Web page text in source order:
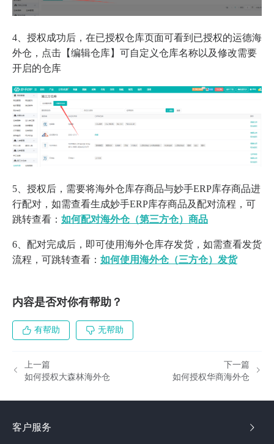
4、授权成功后，在已授权仓库页面可看到已授权的运德海
外仓，点击【编辑仓库】可自定义仓库名称以及修改需要
开启的仓库
5、授权后，需要将海外仓库存商品与妙手ERP库存商品进
行配对，如需查看生成妙手ERP库存商品及配对流程，可
跳转查看： 如何配对海外仓（第三方仓）商品
6、配对完成后，即可使用海外仓库存发货，如需查看发货
流程，可跳转查看： 如何使用海外仓（三方仓）发货
内容是否对你有帮助？
有帮助 无帮助
上一篇
如何授权大森林海外仓
下一篇
如何授权华商海外仓
客户服务